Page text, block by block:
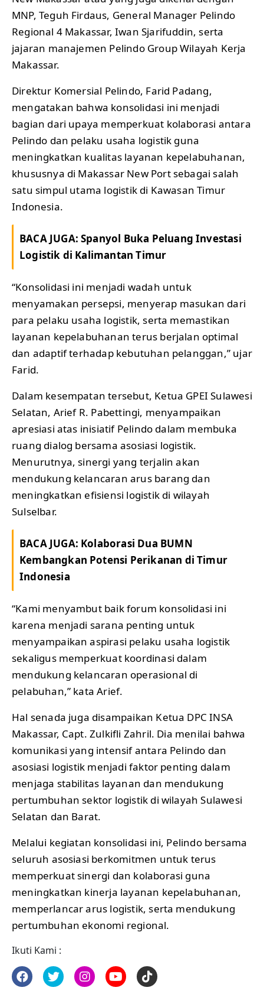
MNP, Teguh Firdaus, General Manager Pelindo
Regional 4 Makassar, Iwan Sjarifuddin, serta
jajaran manajemen Pelindo Group Wilayah Kerja
Makassar.
Direktur Komersial Pelindo, Farid Padang,
mengatakan bahwa konsolidasi ini menjadi
bagian dari upaya memperkuat kolaborasi antara
Pelindo dan pelaku usaha logistik guna
meningkatkan kualitas layanan kepelabuhanan,
khususnya di Makassar New Port sebagai salah
satu simpul utama logistik di Kawasan Timur
Indonesia.
BACA JUGA:Spanyol Buka Peluang Investasi
Logistik di Kalimantan Timur
“Konsolidasi ini menjadi wadah untuk
menyamakan persepsi, menyerap masukan dari
para pelaku usaha logistik, serta memastikan
layanan kepelabuhanan terus berjalan optimal
dan adaptif terhadap kebutuhan pelanggan,” ujar
Farid.
Dalam kesempatan tersebut, Ketua GPEI Sulawesi
Selatan, Arief R. Pabettingi, menyampaikan
apresiasi atas inisiatif Pelindo dalam membuka
ruang dialog bersama asosiasi logistik.
Menurutnya, sinergi yang terjalin akan
mendukung kelancaran arus barang dan
meningkatkan efisiensi logistik di wilayah
Sulselbar.
BACA JUGA: Kolaborasi Dua BUMN
Kembangkan Potensi Perikanan di Timur
Indonesia
“Kami menyambut baik forum konsolidasi ini
karena menjadi sarana penting untuk
menyampaikan aspirasi pelaku usaha logistik
sekaligus memperkuat koordinasi dalam
mendukung kelancaran operasional di
pelabuhan,” kata Arief.
Hal senada juga disampaikan Ketua DPC INSA
Makassar, Capt. Zulkifli Zahril. Dia menilai bahwa
komunikasi yang intensif antara Pelindo dan
asosiasi logistik menjadi faktor penting dalam
menjaga stabilitas layanan dan mendukung
pertumbuhan sektor logistik di wilayah Sulawesi
Selatan dan Barat.
Melalui kegiatan konsolidasi ini, Pelindo bersama
seluruh asosiasi berkomitmen untuk terus
memperkuat sinergi dan kolaborasi guna
meningkatkan kinerja layanan kepelabuhanan,
memperlancar arus logistik, serta mendukung
pertumbuhan ekonomi regional.
Ikuti Kami :